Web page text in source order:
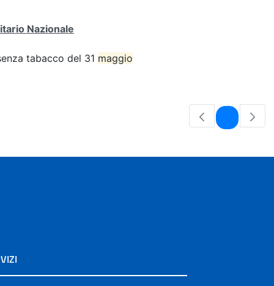
Nazionale
tabacco del 31 maggio
Pagina